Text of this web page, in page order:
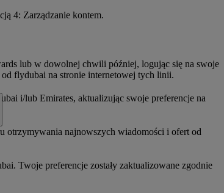
4: Zarządzanie kontem.
lub w dowolnej chwili później, logując się na swoje
flydubai na stronie internetowej tych linii.
i/lub Emirates, aktualizując swoje preferencje na
otrzymywania najnowszych wiadomości i ofert od
Twoje preferencje zostały zaktualizowane zgodnie